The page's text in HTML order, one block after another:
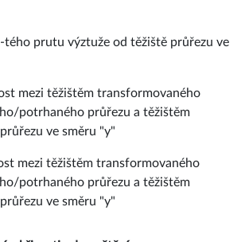
tého prutu výztuže od těžiště průřezu ve
mezi těžištěm transformovaného
potrhaného průřezu a těžištěm
ve směru "y"
mezi těžištěm transformovaného
potrhaného průřezu a těžištěm
ve směru "y"